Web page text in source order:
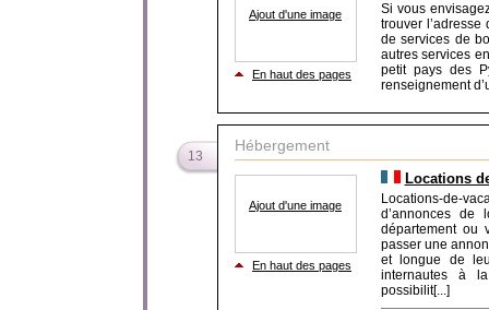
Ajout d'une image
En haut des pages
Si vous
trouver l’adresse
de services de
autres services
petit pays des
renseignement
13
Hébergement
Ajout d'une image
En haut des pages
Locations
Locations-de-
d’annonces de
département ou
passer une
et longue de
internautes à
possibilit[...]